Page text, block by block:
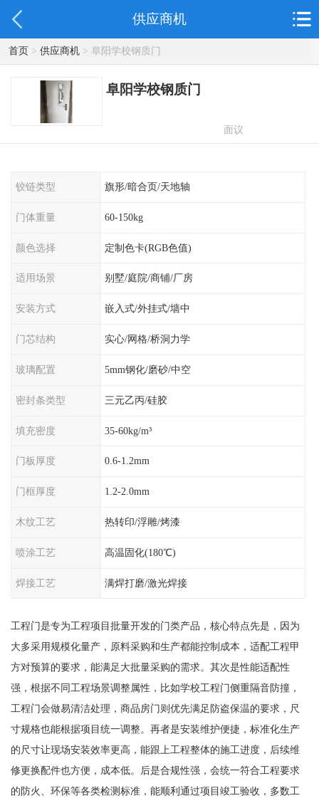
供应商机
首页> 供应商机> 阜阳学校钢质门
阜阳学校钢质门
面议
铰链类型 旗形/暗合页/天地轴
门体重量 60-150kg
颜色选择 定制色卡(RGB色值)
适用场景 别墅/庭院/商铺/厂房
安装方式 嵌入式/外挂式/墙中
门芯结构 实心/网格/桥洞力学
玻璃配置 5mm钢化/磨砂/中空
密封条类型 三元乙丙/硅胶
填充密度 35-60kg/m³
门板厚度 0.6-1.2mm
门框厚度 1.2-2.0mm
木纹工艺 热转印/浮雕/烤漆
喷涂工艺 高温固化(180℃)
焊接工艺 满焊打磨/激光焊接
工程门是专为工程项目批量开发的门类产品，核心特点先是，因为
大多采用规模化量产，原料采购和生产都能控制成本，适配工程甲
方对预算的要求，能满足大批量采购的需求。其次是性能适配性
强，根据不同工程场景调整属性，比如学校工程门侧重隔音防撞，
工程门会做易清洁处理，商品房门则优先满足防盗保温的要求，尺
寸规格也能根据项目统一调整。再者是安装维护便捷，标准化生产
的尺寸让现场安装效率更高，能跟上工程整体的施工进度，后续维
修更换配件也方便，成本低。后是合规性强，会统一符合工程要求
的防火、环保等各类检测标准，能顺利通过项目竣工验收，多数工